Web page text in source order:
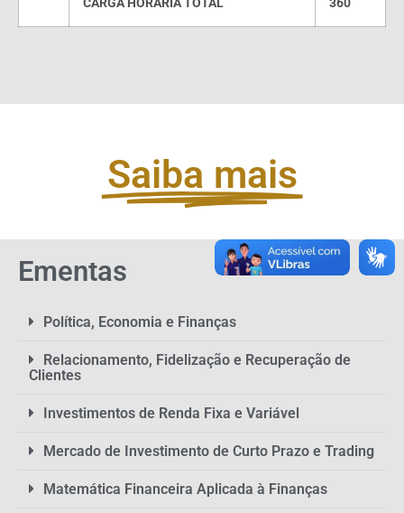
Saiba mais
Ementas
Política, Economia e Finanças
Relacionamento, Fidelização e Recuperação de
Clientes
Investimentos de Renda Fixa e Variável
Mercado de Investimento de Curto Prazo e Trading
Matemática Financeira Aplicada à Finanças